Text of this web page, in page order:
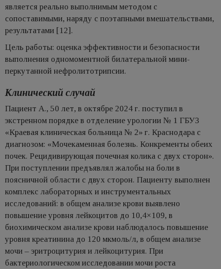
является реально выполнимым методом с
сопоставимыми, наряду с поэтапными вмешательствами,
результатами [12].
Цель работы: оценка эффективности и безопасности
выполнения одномоментной билатеральной мини-
перкутанной нефролитотрипсии.
Клинический случай
Пациент А., 50 лет, в октябре 2024 г. поступил в
экстренном порядке в отделение урологии № 1 ГБУЗ
«Краевая клиническая больница № 2» г. Краснодара с
диагнозом: «Мочекаменная болезнь. Конкременты обеих
почек. Рецидивирующая почечная колика с двух сторон».
При поступлении предъявлял жалобы на боли в
поясничной области с двух сторон. Пациенту выполнен
комплекс лабораторных и инструментальных
исследований: в общем анализе крови выявлено
повышение уровня лейкоцитов до 10,4×109, в
биохимическом анализе крови наблюдалось повышение
уровня креатинина до 120 мкмоль/л, в общем анализе
мочи – эритроцитурия и лейкоцитурия. При
бактериологическом исследовании мочи роста